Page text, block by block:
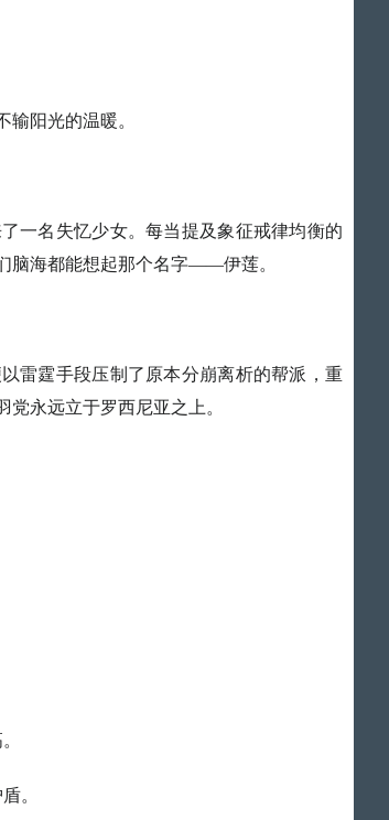
阳光的温暖。
一名失忆少女。每当提及象征戒律均衡的
脑海都能想起那个名字——伊莲。
雷霆手段压制了原本分崩离析的帮派，重
永远立于罗西尼亚之上。
。